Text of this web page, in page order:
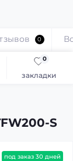
закладки
0
S
0
под заказ 30 дней